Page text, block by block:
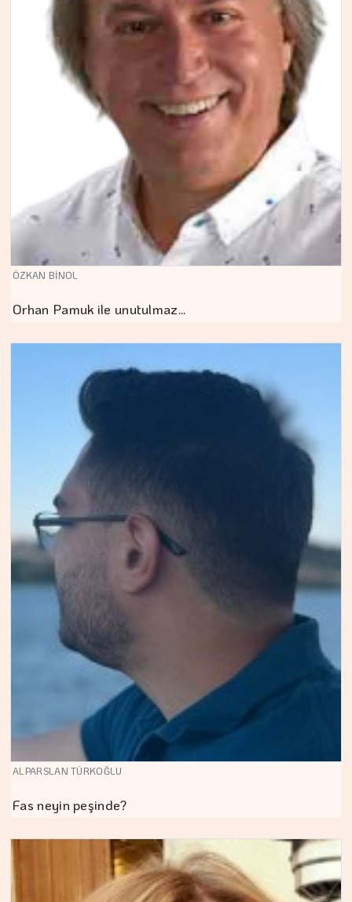
ÖZKAN BİNOL
Orhan Pamuk ile unutulmaz…
ALPARSLAN TÜRKOĞLU
Fas neyin peşinde?